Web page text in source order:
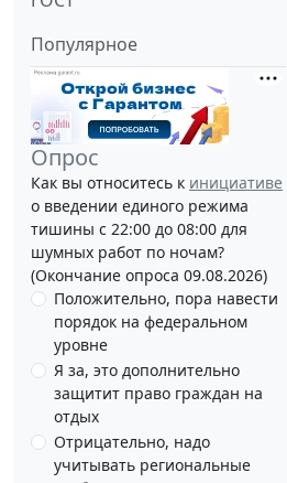
Популярное
Опрос
Как вы относитесь к инициативе
о введении единого режима
тишины с 22:00 до 08:00 для
шумных работ по ночам?
(Окончание опроса 09.08.2026)
Положительно, пора навести
порядок на федеральном
уровне
Я за, это дополнительно
защитит право граждан на
отдых
Отрицательно, надо
учитывать региональные